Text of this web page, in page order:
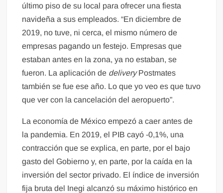
último piso de su local para ofrecer una fiesta
navideña a sus empleados. “En diciembre de
2019, no tuve, ni cerca, el mismo número de
empresas pagando un festejo. Empresas que
estaban antes en la zona, ya no estaban, se
fueron. La aplicación de deliveryPostmates
también se fue ese año. Lo que yo veo es que tuvo
que ver con la cancelación del aeropuerto”.
La economía de México empezó a caer antes de
la pandemia. En 2019, el PIB cayó -0,1%, una
contracción que se explica, en parte, por el bajo
gasto del Gobierno y, en parte, por la caída en la
inversión del sector privado. El índice de inversión
fija bruta del Inegi alcanzó su máximo histórico en